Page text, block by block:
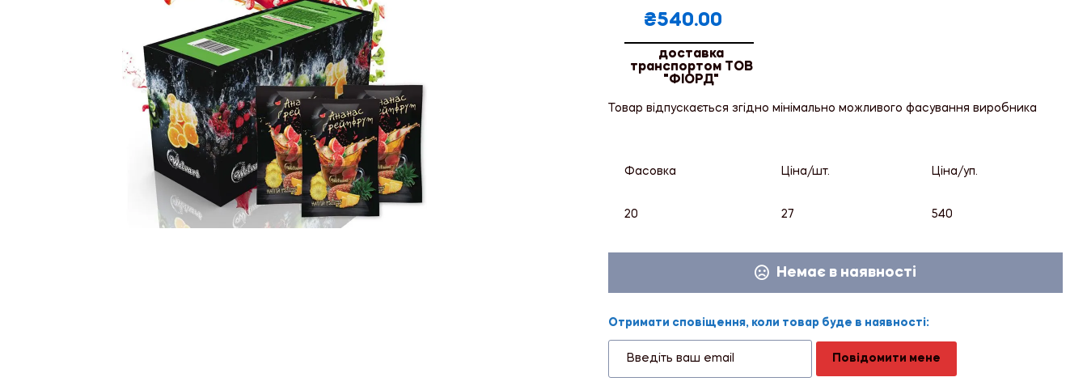
₴540.00
доставка
транспортом ТОВ
"ФІОРД"
Товар відпускається згідно мінімально можливого фасування виробника
Фасовка Ціна/шт. Ціна/уп.
20 27 540
Немає в наявності
Отримати сповіщення, коли товар буде в наявності:
Повідомити мене